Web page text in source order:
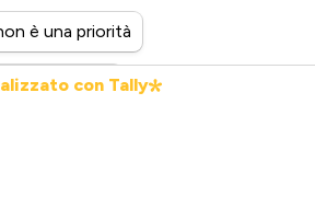
è una priorità
cambiarlo
con Tally